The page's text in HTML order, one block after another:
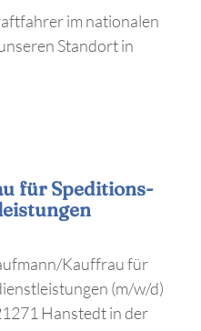
im nationalen
Standort in
für Speditions-
Kauffrau für
(m/w/d)
Hanstedt in der